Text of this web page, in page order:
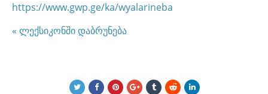
https://www.gwp.ge/ka/wyalarineba
« ლექსიკონში დაბრუნება